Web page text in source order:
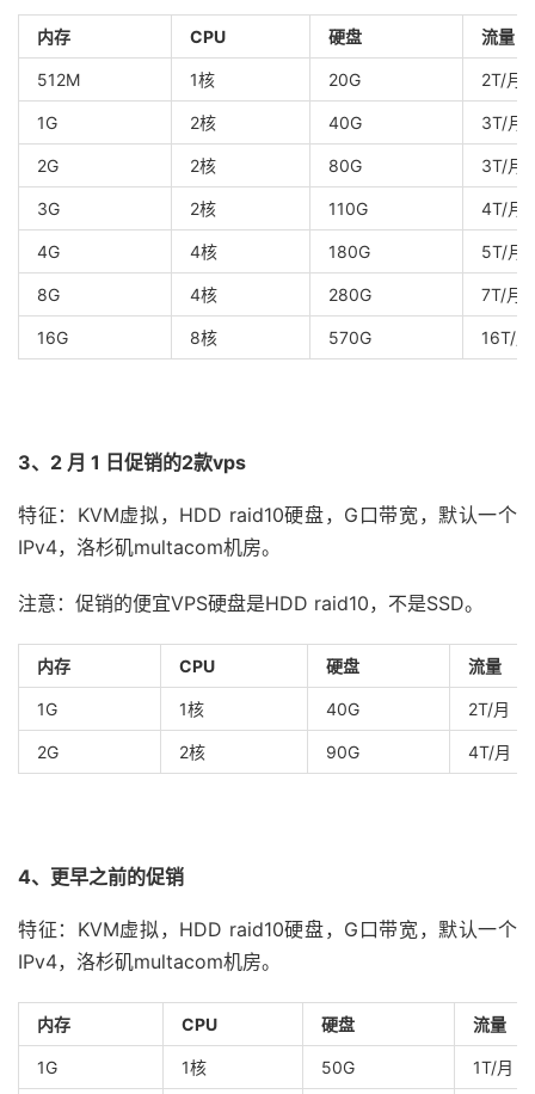
内存 CPU 硬盘 流量
512M 1核 20G 2T/月
1G 2核 40G 3T/月
2G 2核 80G 3T/月
3G 2核 110G 4T/月
4G 4核 180G 5T/月
8G 4核 280G 7T/月
16G 8核 570G 16T/月
3、2 月 1 日促销的2款vps
特征：KVM虚拟，HDD raid10硬盘，G口带宽，默认一个
IPv4，洛杉矶multacom机房。
注意：促销的便宜VPS硬盘是HDD raid10，不是SSD。
内存 CPU 硬盘 流量
1G 1核 40G 2T/月
2G 2核 90G 4T/月
4、更早之前的促销
特征：KVM虚拟，HDD raid10硬盘，G口带宽，默认一个
IPv4，洛杉矶multacom机房。
内存 CPU 硬盘 流量
1G 1核 50G 1T/月